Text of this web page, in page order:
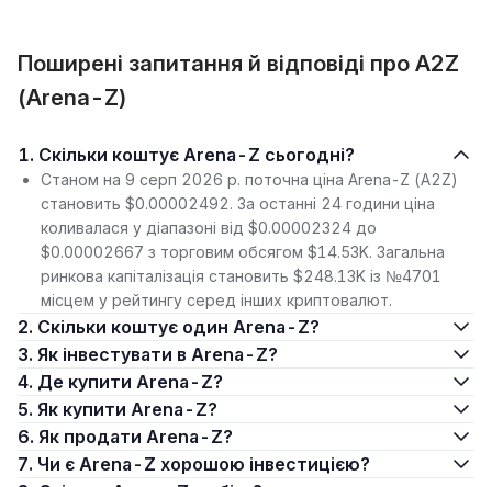
Поширені запитання й відповіді про A2Z
(Arena-Z)
1. Скільки коштує Arena-Z сьогодні?
Станом на 9 серп 2026 р. поточна ціна Arena-Z (A2Z)
становить $0.00002492. За останні 24 години ціна
коливалася у діапазоні від $0.00002324 до
$0.00002667 з торговим обсягом $14.53K. Загальна
ринкова капіталізація становить $248.13K із №4701
місцем у рейтингу серед інших криптовалют.
2. Скільки коштує один Arena-Z?
3. Як інвестувати в Arena-Z?
4. Де купити Arena-Z?
5. Як купити Arena-Z?
6. Як продати Arena-Z?
7. Чи є Arena-Z хорошою інвестицією?